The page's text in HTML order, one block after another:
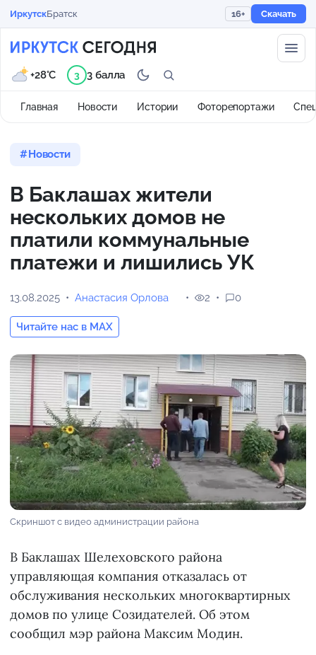
ИркутскБратск 16+ Скачать
Главная Новости Истории Фоторепортажи
+28°C 3 3 балла
Новости
В Баклашах жители
нескольких домов не
платили коммунальные
платежи и лишились УК
13.08.2025 Анастасия Орлова
Читайте нас в MAX
2 0
Скриншот с видео администрации района
В Баклашах Шелеховского района
управляющая компания отказалась от
обслуживания нескольких многоквартирных
домов по улице Созидателей. Об этом
сообщил мэр района Максим Модин.